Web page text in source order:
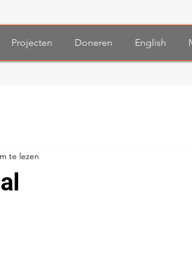
Projecten Doneren English
te lezen